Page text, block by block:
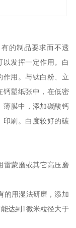
的制品要求而不透
以发挥一定作用。白
作用。与钛白粉、立
钙塑纸张中，在低密
薄膜中，添加碳酸钙
印刷。白度较好的碳
雷蒙磨或其它高压磨
的用湿法研磨，添加
达到1微米粒径大于